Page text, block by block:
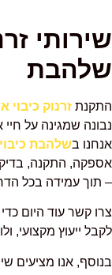
שירותי
שלהבת
התקנת זרנוק כיבוי
נבונה שמגינה על
אנחנו בשלהבת
אספקה, התקנה,
– תוך עמידה בכל
צרו קשר עוד היום
לקבל ייעוץ מקצועי,
בנוסף, אנו מציעים